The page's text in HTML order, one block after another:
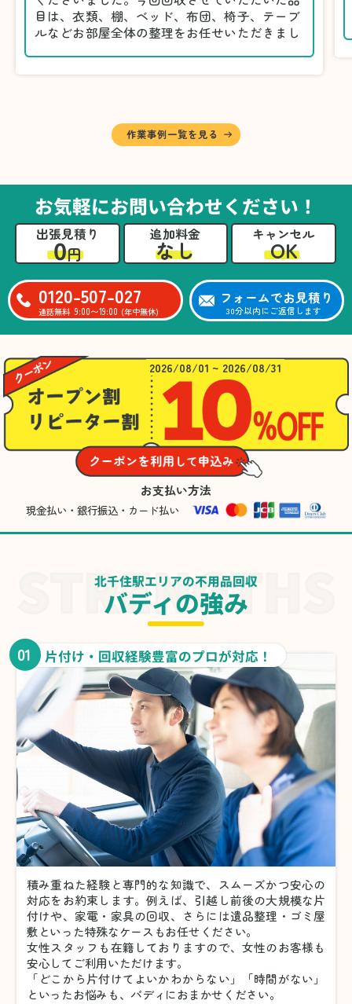
目は、衣類、棚、ベッド、布団、椅子、テーブ
ルなどお部屋全体の整理をお任せいただきまし
に仕分けしました。
A様から「手際よく進めてくれて助かりまし
るのは難しかったと思います」との温かいお言
葉をいただきました。遺品整理という心の負担
が大きい作業において、少しでもA様の力にな
れたことをスタッフ一同嬉しく思います。
作業事例一覧を見る
お気軽にお問い合わせください！
出張見積り
0円
追加料金
なし
キャンセル
OK
0120-507-027
通話無料 9:00〜19:00 (年中無休)
フォームでお見積り
30分以内にご返信します
2026/08/01 ~ 2026/08/31
お支払い方法
現金払い・銀行振込・カード払い
北千住駅エリアの不用品回収
バディの強み
01 片付け・回収経験豊富のプロが対応！
積み重ねた経験と専門的な知識で、スムーズかつ安心の
対応をお約束します。例えば、引越し前後の大規模な片
付けや、家電・家具の回収、さらには遺品整理・ゴミ屋
敷といった特殊なケースもお任せください。
女性スタッフも在籍しておりますので、女性のお客様も
安心してご利用いただけます。
「どこから片付けてよいかわからない」「時間がない」
といったお悩みも、バディにおまかせください。